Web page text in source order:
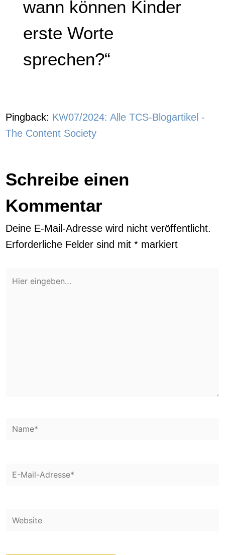
wann können Kinder
erste Worte
sprechen?“
Pingback: KW07/2024: Alle TCS-Blogartikel -
The Content Society
Schreibe einen
Kommentar
Deine E-Mail-Adresse wird nicht veröffentlicht.
Erforderliche Felder sind mit *markiert
Hier
Name*
E-
Adresse*
Website